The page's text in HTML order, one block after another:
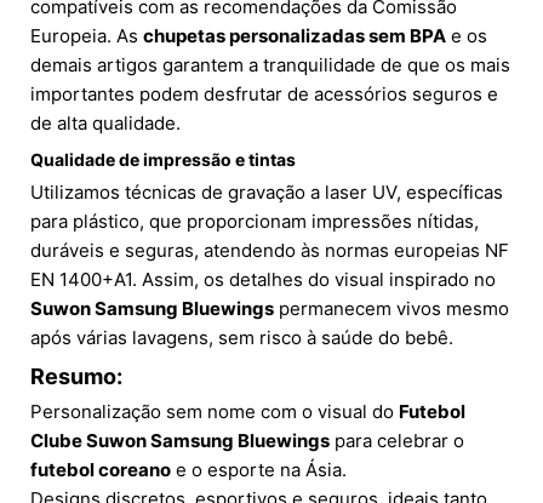
compatíveis com as recomendações da Comissão
Europeia. As chupetas personalizadas sem BPA e os
demais artigos garantem a tranquilidade de que os mais
importantes podem desfrutar de acessórios seguros e
de alta qualidade.
Qualidade de impressão e tintas
Utilizamos técnicas de gravação a laser UV, específicas
para plástico, que proporcionam impressões nítidas,
duráveis e seguras, atendendo às normas europeias NF
EN 1400+A1. Assim, os detalhes do visual inspirado no
Suwon Samsung Bluewings permanecem vivos mesmo
após várias lavagens, sem risco à saúde do bebê.
Resumo:
Personalização sem nome com o visual do Futebol
Clube Suwon Samsung Bluewings para celebrar o
futebol coreano e o esporte na Ásia.